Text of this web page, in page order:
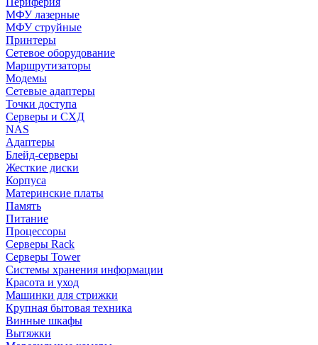
МФУ лазерные
МФУ струйные
Принтеры
Сетевое оборудование
Маршрутизаторы
Модемы
Сетевые адаптеры
Точки доступа
Серверы и СХД
NAS
Адаптеры
Блейд-серверы
Жесткие диски
Корпуса
Материнские платы
Память
Питание
Процессоры
Серверы Rack
Серверы Tower
Системы хранения информации
Красота и уход
Машинки для стрижки
Крупная бытовая техника
Винные шкафы
Вытяжки